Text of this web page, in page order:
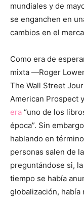
mundiales y de
se enganchen en
cambios en el
Como era de
mixta —Roger
The Wall Street
American Prospect
era “uno de los
época”. Sin
hablando en
personas salen de
preguntándose si,
tiempo se había
globalización, había